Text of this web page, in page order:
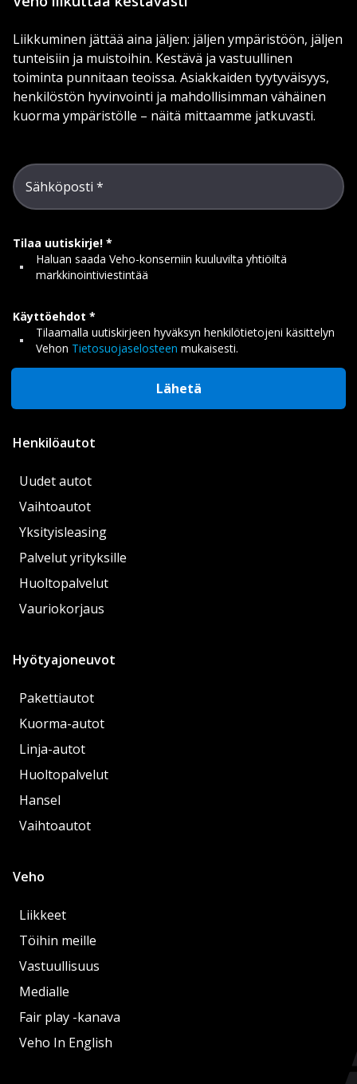
Liikkuminen jättää aina jäljen: jäljen ympäristöön, jäljen
tunteisiin ja muistoihin. Kestävä ja vastuullinen
toiminta punnitaan teoissa. Asiakkaiden tyytyväisyys,
henkilöstön hyvinvointi ja mahdollisimman vähäinen
kuorma ympäristölle – näitä mittaamme jatkuvasti.
Sähköposti
Tilaa uutiskirje!
Haluan saada Veho-konserniin kuuluvilta yhtiöiltä
markkinointiviestintää
Käyttöehdot
Tilaamalla uutiskirjeen hyväksyn henkilötietojeni käsittelyn
Vehon Tietosuojaselosteen mukaisesti.
Lähetä
Henkilöautot
Uudet autot
Vaihtoautot
Yksityisleasing
Palvelut yrityksille
Huoltopalvelut
Vauriokorjaus
Hyötyajoneuvot
Pakettiautot
Kuorma-autot
Linja-autot
Huoltopalvelut
Hansel
Vaihtoautot
Veho
Liikkeet
Töihin meille
Vastuullisuus
Medialle
Fair play -kanava
Veho In English